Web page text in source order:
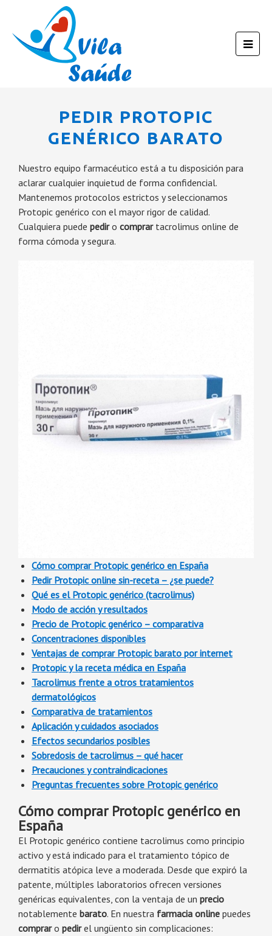
PEDIR PROTOPIC
GENÉRICO BARATO
Nuestro equipo farmacéutico está a tu disposición para
aclarar cualquier inquietud de forma confidencial.
Mantenemos protocolos estrictos y seleccionamos
Protopic genérico con el mayor rigor de calidad.
Cualquiera puede pediro comprartacrolimus online de
forma cómoda y segura.
Cómo comprar Protopic genérico en España
Pedir Protopic online sin-receta – ¿se puede?
Qué es el Protopic genérico (tacrolimus)
Modo de acción y resultados
Precio de Protopic genérico – comparativa
Concentraciones disponibles
Ventajas de comprar Protopic barato por internet
Protopic y la receta médica en España
Tacrolimus frente a otros tratamientos
dermatológicos
Comparativa de tratamientos
Aplicación y cuidados asociados
Efectos secundarios posibles
Sobredosis de tacrolimus – qué hacer
Precauciones y contraindicaciones
Preguntas frecuentes sobre Protopic genérico
Cómo comprar Protopic genérico en
España
El Protopic genérico contiene tacrolimus como principio
activo y está indicado para el tratamiento tópico de
dermatitis atópica leve a moderada. Desde que expiró la
patente, múltiples laboratorios ofrecen versiones
genéricas equivalentes, con la ventaja de un precio
notablemente barato. En nuestra farmacia online puedes
compraro pedirel ungüento sin complicaciones: